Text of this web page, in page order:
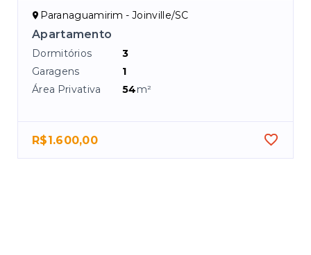
Paranaguamirim - Joinville/SC
Apartamento
Dormitórios
3
Garagens
1
Área Privativa
54m²
R$1.600,00